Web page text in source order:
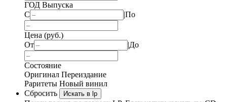
ГОД Выпуска
С
|По
Цена (руб.)
От
|До
Состояние
Оригинал Переиздание
Раритеты Новый винил
Сбросить
Искать в lp